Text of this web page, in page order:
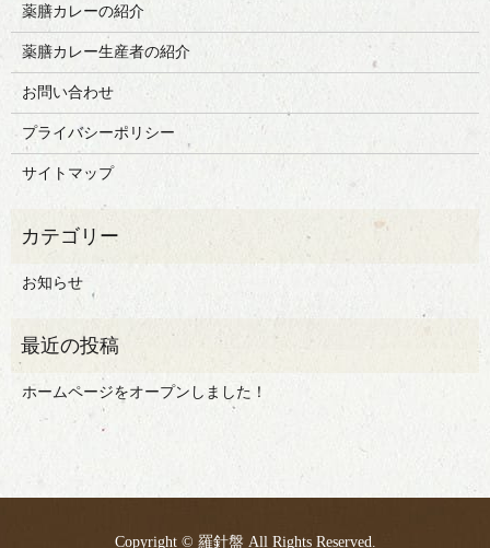
薬膳カレーの紹介
薬膳カレー生産者の紹介
お問い合わせ
プライバシーポリシー
サイトマップ
お知らせ
ホームページをオープンしました！
Copyright © 羅針盤 All Rights Reserved.